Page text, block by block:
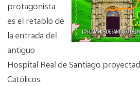
protagonista
es el retablo de
la entrada del
antiguo
Hospital Real de Santiago
Católicos.